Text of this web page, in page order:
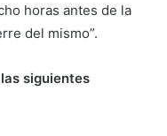
horas antes de la
del mismo”.
siguientes